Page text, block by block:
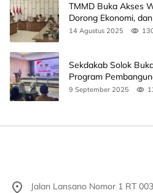
TMMD Buka Akses
Dorong Ekonomi,
14 Agustus 2025
Sekdakab Solok
Program
Pendidikan
9 September 2025
Jalan Lansano Nomor 1 RT